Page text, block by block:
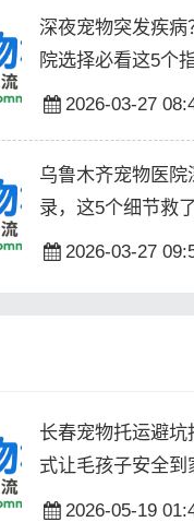
深夜宠物突发疾病
院选择必看这5个
2026-03-27
乌鲁木齐宠物医院
录，这5个细节救
2026-03-27
长春宠物托运避坑
式让毛孩子安全到
2026-05-19